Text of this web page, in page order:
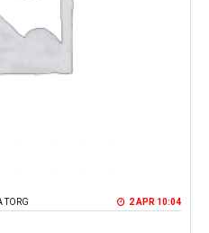
TORG 2 APR 10:04